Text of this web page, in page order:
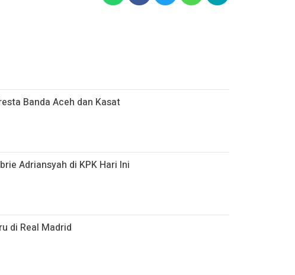
Banda Aceh dan Kasat
Adriansyah di KPK Hari Ini
di Real Madrid